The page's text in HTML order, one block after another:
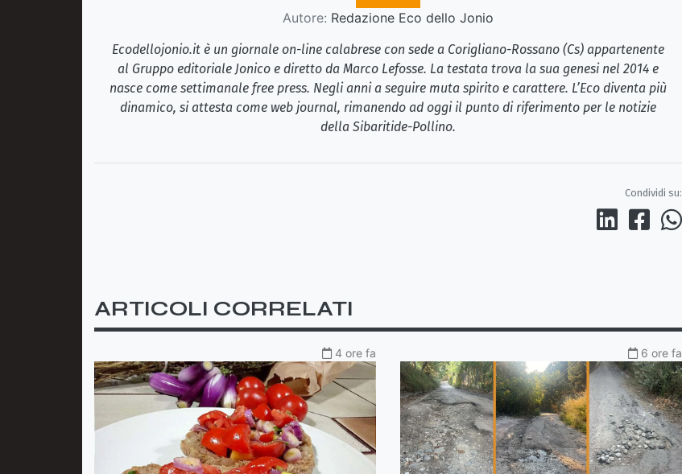
Autore: Redazione Eco dello Jonio
Ecodellojonio.it è un giornale on-line calabrese con sede a Corigliano-Rossano (Cs) appartenente
al Gruppo editoriale Jonico e diretto da Marco Lefosse. La testata trova la sua genesi nel 2014 e
nasce come settimanale free press. Negli anni a seguire muta spirito e carattere. L’Eco diventa più
dinamico, si attesta come web journal, rimanendo ad oggi il punto di riferimento per le notizie
della Sibaritide-Pollino.
Condividi su:
ARTICOLI CORRELATI
4 ore fa 6 ore fa